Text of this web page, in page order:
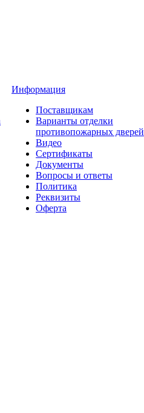
Информация
Поставщикам
Варианты отделки
противопожарных дверей
Видео
Сертификаты
Документы
Вопросы и ответы
Политика
Реквизиты
Оферта